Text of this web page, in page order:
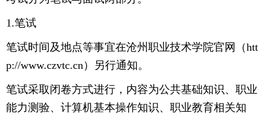
1.笔试
笔试时间及地点等事宜在沧州职业技术学院官网（htt
p://www.czvtc.cn）另行通知。
笔试采取闭卷方式进行，内容为公共基础知识、职业
能力测验、计算机基本操作知识、职业教育相关知